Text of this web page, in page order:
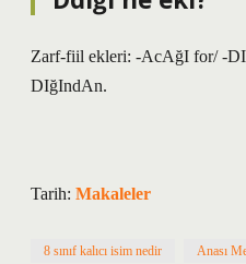
Zarf-fiil ekleri: -AcAğI for/ -
DIğIndAn.
Tarih: Makaleler
8 sınıf kalıcı isim nedir Anası